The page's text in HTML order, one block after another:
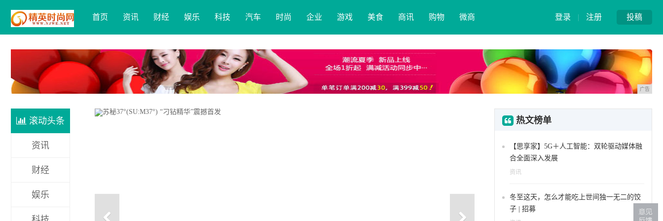
投稿
登录 | 注册
首页 资讯 财经 娱乐 科技 汽车 时尚 企业 游戏 美食 商讯 购物 微商
广告
滚动头条
资讯
财经
娱乐
热文榜单
【思享家】5G＋人工智能：双轮驱动媒体融
合全面深入发展
资讯
冬至这天，怎么才能吃上世间独一无二的饺
子 | 招募